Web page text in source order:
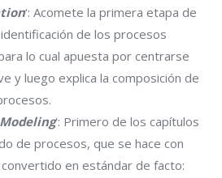
‘: Acomete la primera etapa de
de los procesos
lo cual apuesta por centrarse
y luego explica la composición de
‘: Primero de los capítulos
de procesos, que se hace con
en estándar de facto: